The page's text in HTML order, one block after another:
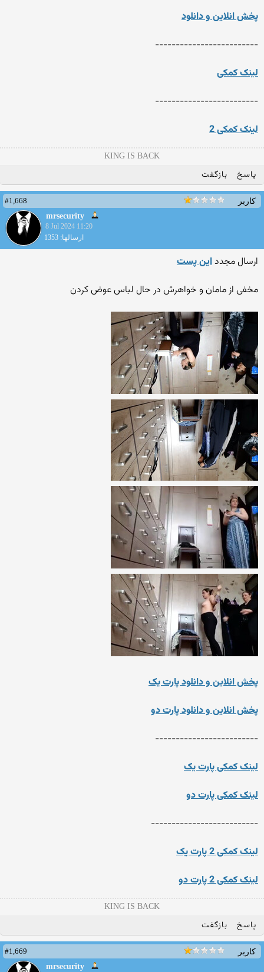
پخش انلاین و دانلود
-------------------------
لینک کمکی
-------------------------
لینک کمکی 2
KING IS BACK
پاسخ بازگفت
کاربر
#1,668
mrsecurity
8 Jul 2024 11:20
ارسالها: 1353
ارسال مجدداین پست
مخفی از مامان و خواهرش در حال لباس عوض کردن
پخش انلاین و دانلود پارت یک
پخش انلاین و دانلود پارت دو
-------------------------
لینک کمکی پارت یک
لینک کمکی پارت دو
--------------------------
لینک کمکی 2 پارت یک
لینک کمکی 2 پارت دو
KING IS BACK
پاسخ بازگفت
کاربر
#1,669
mrsecurity